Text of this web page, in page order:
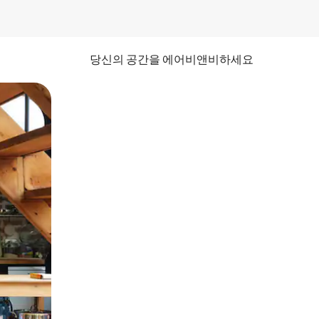
당신의 공간을 에어비앤비하세요